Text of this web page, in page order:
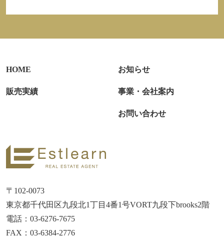
HOME お知らせ
販売実績 事業・会社案内
お問い合わせ
〒102-0073
東京都千代田区九段北1丁目4番1号VORT九段下brooks2階
電話：03-6276-7675
FAX：03-6384-2776